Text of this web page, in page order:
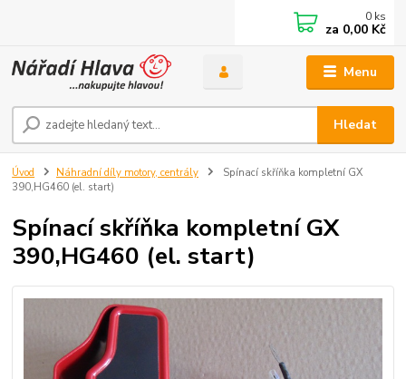
Menu
Hledat
0 ks
za 0,00 Kč
Úvod Náhradní díly motory, centrály
Spínací skříňka kompletní GX
390,HG460 (el. start)
Spínací skříňka kompletní GX
390,HG460 (el. start)